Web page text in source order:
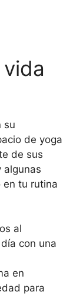
su
de yoga
de sus
algunas
en tu rutina
al
con una
en
para